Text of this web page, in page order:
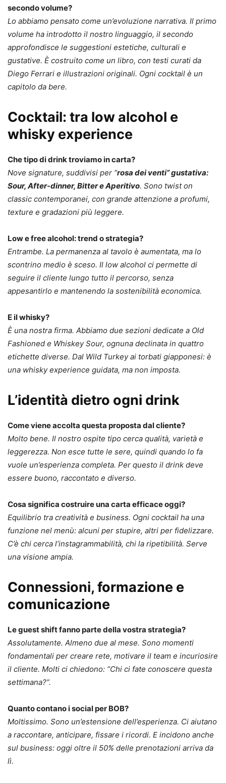
secondo volume?
Lo abbiamo pensato come un’evoluzione narrativa. Il primo
volume ha introdotto il nostro linguaggio, il secondo
approfondisce le suggestioni estetiche, culturali e
gustative. È costruito come un libro, con testi curati da
Diego Ferrari e illustrazioni originali. Ogni cocktail è un
capitolo da bere.
Cocktail: tra low alcohol e
whisky experience
Che tipo di drink troviamo in carta?
Nove signature, suddivisi per “rosa dei venti” gustativa:
Sour, After-dinner, Bitter e Aperitivo. Sono twist on
classic contemporanei, con grande attenzione a profumi,
texture e gradazioni più leggere.
Low e free alcohol: trend o strategia?
Entrambe. La permanenza al tavolo è aumentata, ma lo
scontrino medio è sceso. Il low alcohol ci permette di
seguire il cliente lungo tutto il percorso, senza
appesantirlo e mantenendo la sostenibilità economica.
E il whisky?
È una nostra firma. Abbiamo due sezioni dedicate a Old
Fashioned e Whiskey Sour, ognuna declinata in quattro
etichette diverse. Dal Wild Turkey ai torbati giapponesi: è
una whisky experience guidata, ma non imposta.
L’identità dietro ogni drink
Come viene accolta questa proposta dal cliente?
Molto bene. Il nostro ospite tipo cerca qualità, varietà e
leggerezza. Non esce tutte le sere, quindi quando lo fa
vuole un’esperienza completa. Per questo il drink deve
essere buono, raccontato e diverso.
Cosa significa costruire una carta efficace oggi?
Equilibrio tra creatività e business. Ogni cocktail ha una
funzione nel menù: alcuni per stupire, altri per fidelizzare.
C’è chi cerca l’instagrammabilità, chi la ripetibilità. Serve
una visione ampia.
Connessioni, formazione e
comunicazione
Le guest shift fanno parte della vostra strategia?
Assolutamente. Almeno due al mese. Sono momenti
fondamentali per creare rete, motivare il team e incuriosire
il cliente. Molti ci chiedono: “Chi ci fate conoscere questa
settimana?”.
Quanto contano i social per BOB?
Moltissimo. Sono un’estensione dell’esperienza. Ci aiutano
a raccontare, anticipare, fissare i ricordi. E incidono anche
sul business: oggi oltre il 50% delle prenotazioni arriva da
lì.